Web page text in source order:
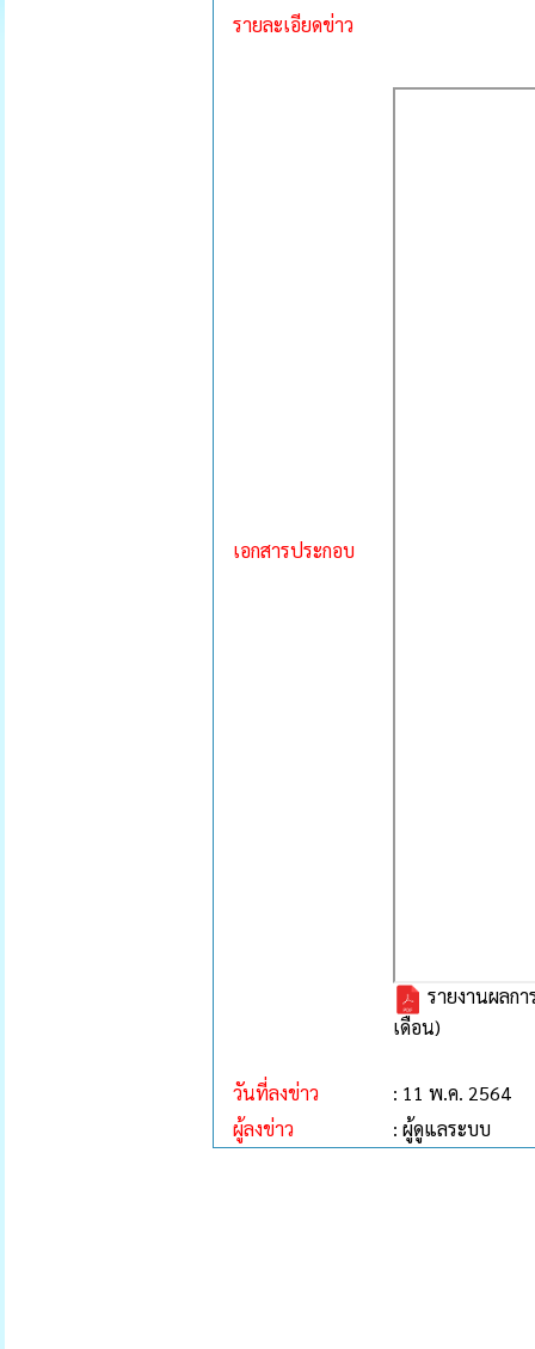
รายละเอียดข่าว
เอกสารประกอบ
รายงานผลก
เดือน)
วันที่ลงข่าว
: 11 พ.ค. 2564
ผู้ลงข่าว
: ผู้ดูแลระบบ